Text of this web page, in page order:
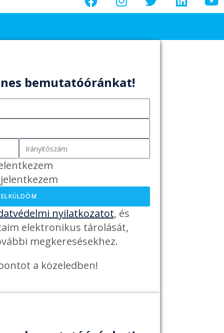
bemutatóóránkat!
nyilatkozatot, és
elektronikus tárolását,
megkeresésekhez.
ELKÜLDÖM
a közeledben!